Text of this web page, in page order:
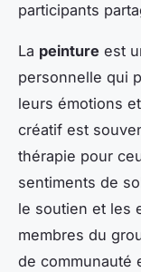
participants
La peinture est
personnelle qui
leurs émotions
créatif est
thérapie pour
sentiments de
le soutien et les
membres du
de communauté